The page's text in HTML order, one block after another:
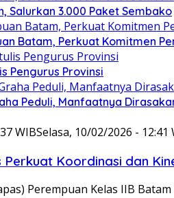
Salurkan 3.000 Paket Sembako
Batam, Perkuat Komitmen
Pengurus Provinsi
Peduli, Manfaatnya
WIBSelasa, 10/02/2026 - 12:41
Koordinasi dan
Perempuan Kelas IIB